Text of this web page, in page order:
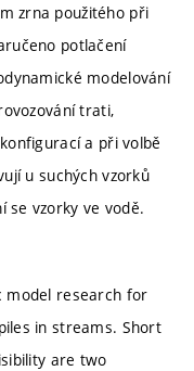
zrna použitého při
potlačení
modelování
trati,
a při volbě
u suchých vzorků
se vzorky ve vodě.
model research for
in streams. Short
are two